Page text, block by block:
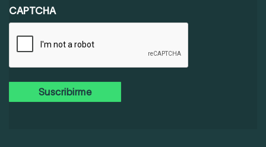
PRIVACIDAD
(OBLIGATORIO)
CAPTCHA